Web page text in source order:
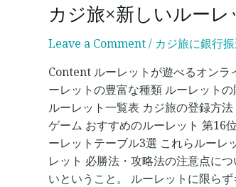
カジ旅×新しいルーレ
Leave a Comment/ カジ旅に銀行
Content ルーレットが遊べるオン
ーレットの豊富な種類 ルーレット
ルーレット一覧表 カジ旅の登録方
ゲーム おすすめのルーレット 第16
ーレットテーブル3選 これらルー
レット 必勝法・攻略法の注意点に
いということ。 ルーレットに限ら
カ
ジ
旅
×
新
し
い
ル
ー
レ